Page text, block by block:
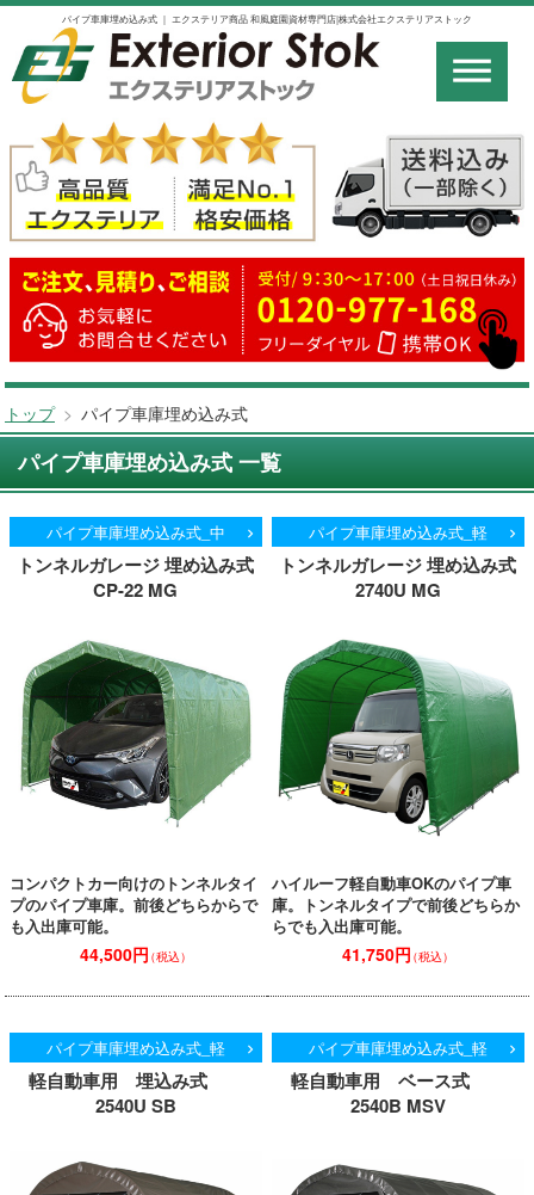
パイプ車庫埋め込み式 ｜ エクステリア商品 和風庭園資材専門店|株式会社エクステリアストック
トップ > パイプ車庫埋め込み式
パイプ車庫埋め込み式 一覧
パイプ車庫埋め込み式_中
トンネルガレージ 埋め込み式
CP-22 MG
コンパクトカー向けのトンネルタイ
プのパイプ車庫。前後どちらからで
も入出庫可能。
44,500円（税込）
パイプ車庫埋め込み式_軽
トンネルガレージ 埋め込み式
2740U MG
ハイルーフ軽自動車OKのパイプ車
庫。トンネルタイプで前後どちらか
らでも入出庫可能。
41,750円（税込）
パイプ車庫埋め込み式_軽
軽自動車用 埋込み式
2540U SB
パイプ車庫埋め込み式_軽
軽自動車用 ベース式
2540B MSV